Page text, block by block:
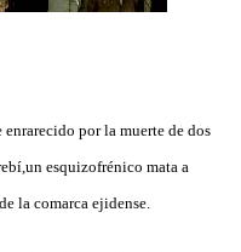
por la muerte de dos
esquizofrénico mata a
la comarca ejidense.